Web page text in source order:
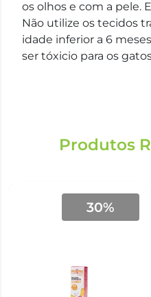
os olhos e com a pele.
Não utilize os tecidos
idade inferior a 6
ser tóxicio para os
Produtos
30%